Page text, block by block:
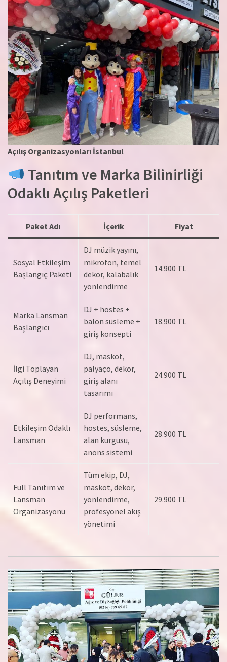
Açılış Organizasyonları İstanbul
Tanıtım ve Marka Bilinirliği
Odaklı Açılış Paketleri
Paket Adı İçerik Fiyat
Sosyal Etkileşim
Başlangıç Paketi
DJ müzik yayını,
mikrofon, temel
dekor, kalabalık
yönlendirme
14.900 TL
Marka Lansman
Başlangıcı
DJ + hostes +
balon süsleme +
giriş konsepti
18.900 TL
İlgi Toplayan
Açılış Deneyimi
DJ, maskot,
palyaço, dekor,
giriş alanı
tasarımı
24.900 TL
Etkileşim Odaklı
Lansman
DJ performans,
hostes, süsleme,
alan kurgusu,
anons sistemi
28.900 TL
Full Tanıtım ve
Lansman
Organizasyonu
Tüm ekip, DJ,
maskot, dekor,
yönlendirme,
profesyonel akış
yönetimi
29.900 TL